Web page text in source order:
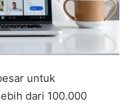
untuk
dari 100.000